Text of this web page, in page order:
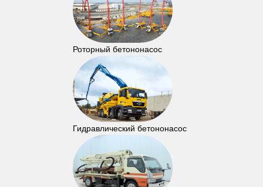
Роторный бетононасос
Гидравлический бетононасос